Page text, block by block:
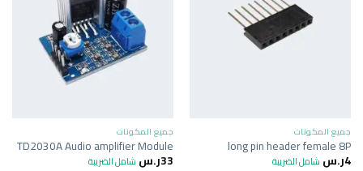
جميع المكونات
long pin header female 8P
4ر.س شامل الضريبة
جميع المكونات
TD2030A Audio amplifier Module
33ر.س شامل الضريبة